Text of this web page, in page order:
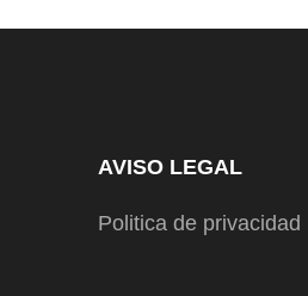
AVISO LEGAL
Politica de privacidad